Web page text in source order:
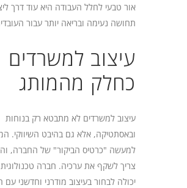
אור טבעי לחלל העבודה היא עוד דרך
תחושה נעימה ובריאה יותר עבור
עיצוב למשרדים
כחלק מהמותג
עיצוב למשרדים לא מתבטא רק בנוחות
ובאסתטיקה, אלא גם בהיבט השיווקי.
למעשה "כרטיס הביקור" של החברה,
צריך לשקף את ערכיה. חברה
יכולה לבחור בעיצוב מודרני וחדשני עם